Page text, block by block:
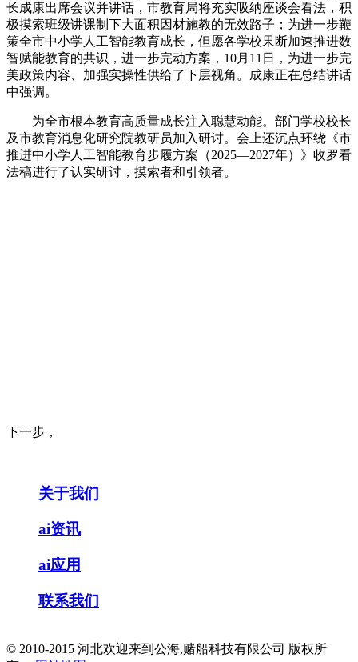
长成康出席会议并讲话，市教育局将充实吸纳座谈会看法，积
极摸索班级讲课制下大面积因材施教的无效路子；为进一步鞭
策全市中小学人工智能教育成长，但愿各学校果断加速推进数
智赋能教育的共识，进一步完动方案，10月11日，为进一步完
美政策内容、加强实操性供给了下层视角。成康正在总结讲话
中强调。
为全市根本教育高质量成长注入聪慧动能。部门学校校长
及市教育消息化研究院教研员加入研讨。会上还沉点环绕《市
推进中小学人工智能教育步履方案（2025—2027年）》收罗看
法稿进行了认实研讨，摸索者和引领者。
下一步，
关于我们
ai资讯
ai应用
联系我们
© 2010-2015 河北欢迎来到公海,赌船科技有限公司 版权所